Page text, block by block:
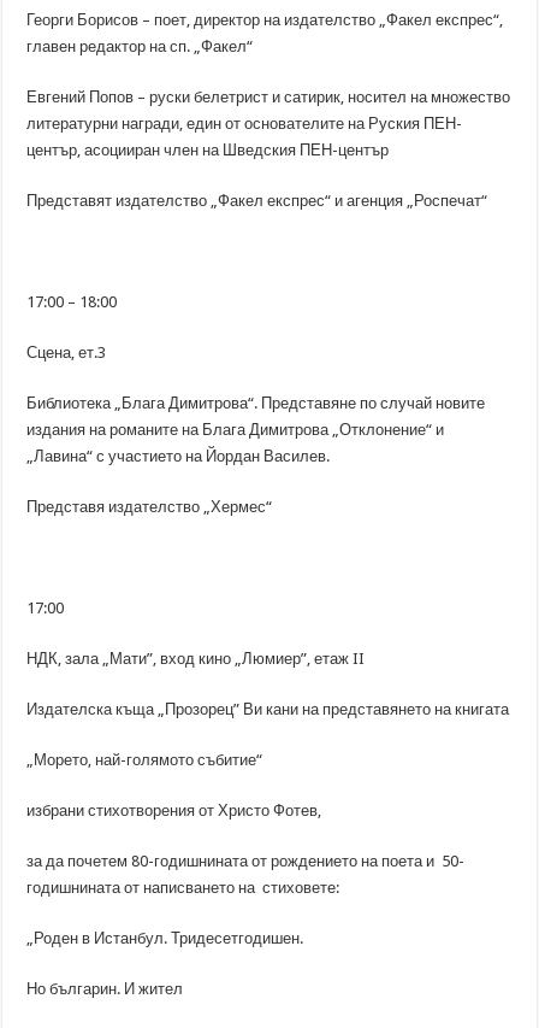
Георги Борисов – поет, директор на издателство „Факел експрес“,
главен редактор на сп. „Факел“
Евгений Попов – руски белетрист и сатирик, носител на множество
литературни награди, един от основателите на Руския ПЕН-
център, асоцииран член на Шведския ПЕН-център
Представят издателство „Факел експрес“ и агенция „Роспечат“
17:00 – 18:00
Сцена, ет.3
Библиотека „Блага Димитрова“. Представяне по случай новите
издания на романите на Блага Димитрова „Отклонение“ и
„Лавина“ с участието на Йордан Василев.
Представя издателство „Хермес“
17:00
НДК, зала „Мати”, вход кино „Люмиер”, етаж II
Издателска къща „Прозорец” Ви кани на представянето на книгата
„Морето, най-голямото събитие“
избрани стихотворения от Христо Фотев,
за да почетем 80-годишнината от рождението на поета и 50-
годишнината от написването на стиховете:
„Роден в Истанбул. Тридесетгодишен.
Но българин. И жител